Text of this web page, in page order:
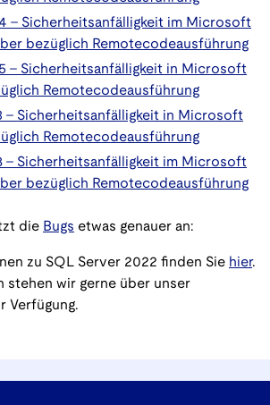
- Sicherheitsanfälligkeit im Microsoft
bezüglich Remotecodeausführung
- Sicherheitsanfälligkeit in Microsoft
Remotecodeausführung
- Sicherheitsanfälligkeit in Microsoft
Remotecodeausführung
- Sicherheitsanfälligkeit im Microsoft
bezüglich Remotecodeausführung
die Bugs etwas genauer an:
zu SQL Server 2022 finden Sie hier.
stehen wir gerne über unser
Verfügung.